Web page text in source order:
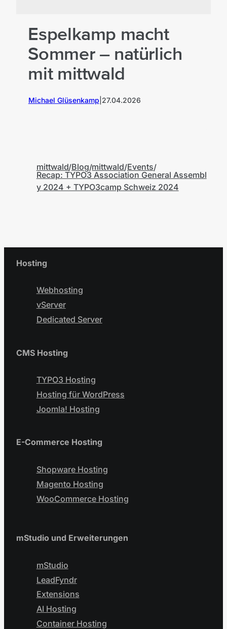
Espelkamp macht
Sommer – natürlich
mit mittwald
Michael Glüsenkamp 27.04.2026
mittwald Blog mittwald Events
Recap: TYPO3 Association General Assembl
y 2024 + TYPO3camp Schweiz 2024
Hosting
Webhosting
vServer
Dedicated Server
CMS Hosting
TYPO3 Hosting
Hosting für WordPress
Joomla! Hosting
E-Commerce Hosting
Shopware Hosting
Magento Hosting
WooCommerce Hosting
mStudio und Erweiterungen
mStudio
LeadFyndr
Extensions
AI Hosting
Container Hosting